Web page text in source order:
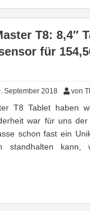
T8: 8,4″
für
September 2018 von
T8 Tablet haben
war für uns
schon fast ein
standhalten